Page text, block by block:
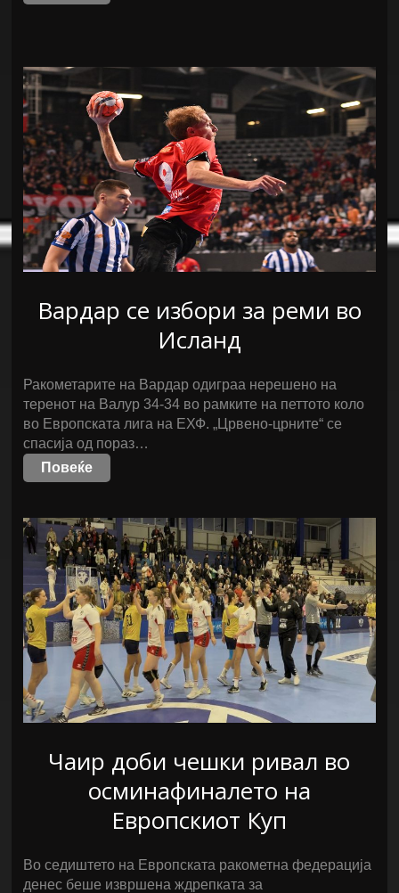
Вардар се избори за реми во
Исланд
Ракометарите на Вардар одиграа нерешено на
теренот на Валур 34-34 во рамките на петтото коло
во Европската лига на ЕХФ. „Црвено-црните“ се
спасија од пораз…
Повеќе
Чаир доби чешки ривал во
осминафиналето на
Европскиот Куп
Во седиштето на Европската ракометна федерација
денес беше извршена ждрепката за